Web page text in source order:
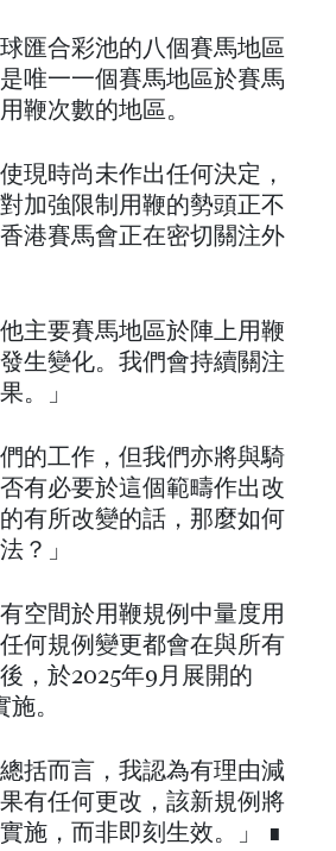
匯合彩池的八個賽馬地區
唯一一個賽馬地區於賽馬
鞭次數的地區。
現時尚未作出任何決定，
加強限制用鞭的勢頭正不
港賽馬會正在密切關注外
主要賽馬地區於陣上用鞭
生變化。我們會持續關注
。」
的工作，但我們亦將與騎
有必要於這個範疇作出改
有所改變的話，那麼如何
？」
空間於用鞭規例中量度用
何規例變更都會在與所有
，於2025年9月展開的
。
括而言，我認為有理由減
有任何更改，該新規例將
施，而非即刻生效。」 ∎